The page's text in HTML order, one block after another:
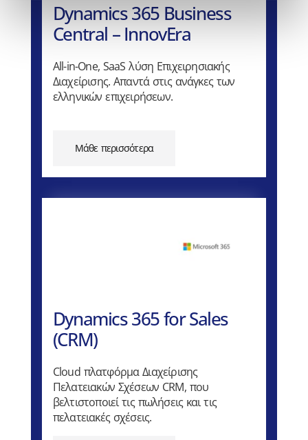
Dynamics 365 Business
Central – InnovEra
All-in-One, SaaS λύση Επιχειρησιακής
Διαχείρισης. Απαντά στις ανάγκες των
ελληνικών επιχειρήσεων.
Μάθε περισσότερα
Dynamics 365 for Sales
(CRM)
Cloud πλατφόρμα Διαχείρισης
Πελατειακών Σχέσεων CRM, που
βελτιστοποιεί τις πωλήσεις και τις
πελατειακές σχέσεις.